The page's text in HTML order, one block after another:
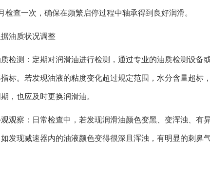
检查一次，确保在频繁启停过程中轴承得到良好润滑。
油质状况调整
检测：定期对润滑油进行检测，通过专业的油质检测设备
标。若发现油液的粘度变化超过规定范围，水分含量超标
，也应及时更换润滑油。
观察：日常检查中，若发现润滑油颜色变黑、变浑浊、有
发现减速器内的油液颜色变得很深且浑浊，有明显的刺鼻